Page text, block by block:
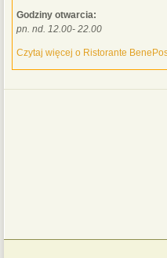
Godziny otwarcia:
pn. nd. 12.00- 22.00
Czytaj więcej o Ristorante